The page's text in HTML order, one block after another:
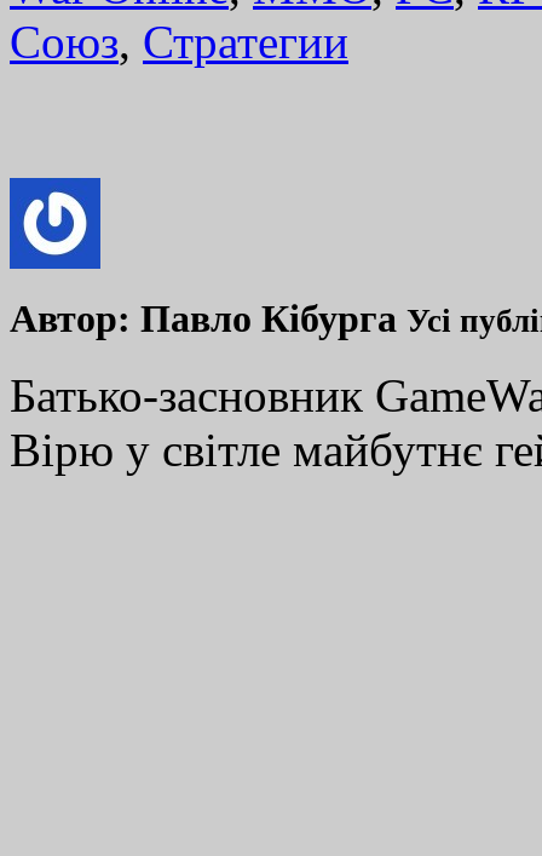
Союз, Стратегии
Автор: Павло Кібурга Усі
Батько-засновник
Вірю у світле майбутнє